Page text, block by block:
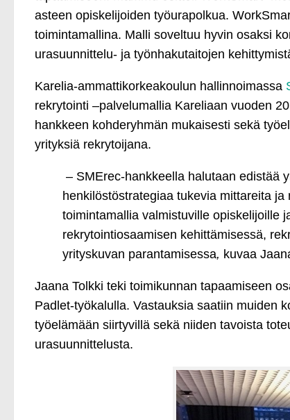
asteen opiskelijoiden työurapolkua.
toimintamallina. Malli soveltuu hyvin osaksi
urasuunnittelu- ja työnhakutaitojen
Karelia-ammattikorkeakoulun hallinnoimassa
rekrytointi –palvelumallia Kareliaan vuoden
hankkeen kohderyhmän mukaisesti sekä
yrityksiä rekrytoijana.
– SMErec-hankkeella halutaan edistää
henkilöstöstrategiaa tukevia mittareita
toimintamallia valmistuville opiskelijoille
rekrytointiosaamisen kehittämisessä,
yrityskuvan parantamisessa, kuvaa
Jaana Tolkki teki toimikunnan tapaamiseen
Padlet-työkalulla. Vastauksia saatiin muiden
työelämään siirtyvillä sekä niiden tavoista
urasuunnittelusta.